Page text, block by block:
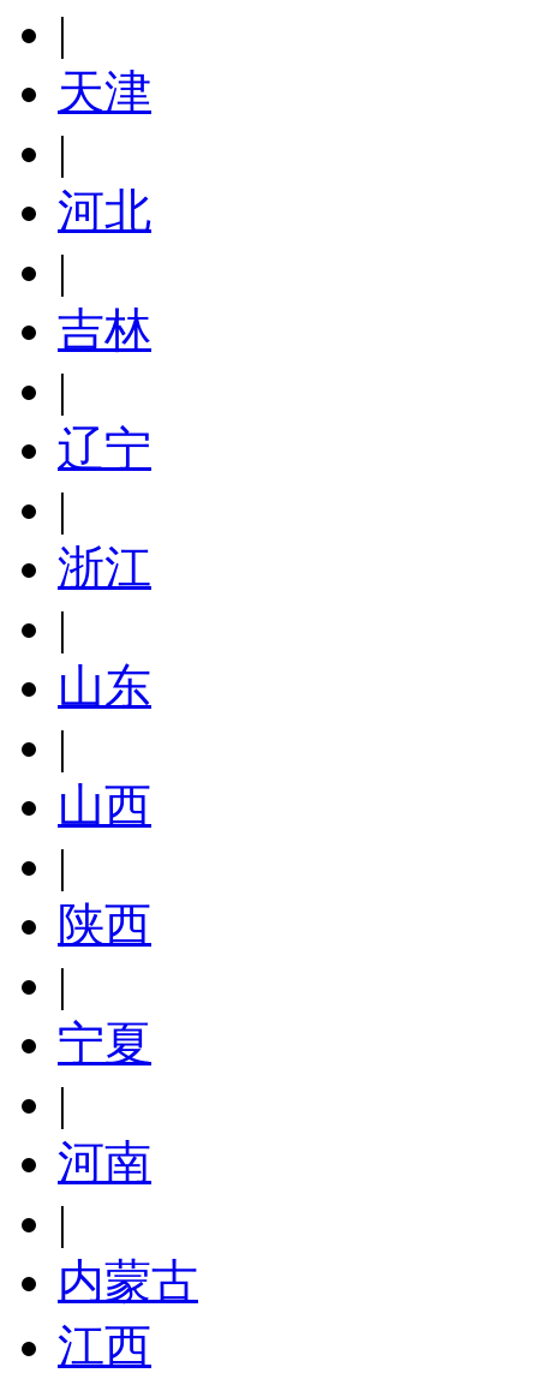
|
天津
|
河北
|
吉林
|
辽宁
|
浙江
|
山东
|
山西
|
陕西
|
宁夏
|
河南
|
内蒙古
江西